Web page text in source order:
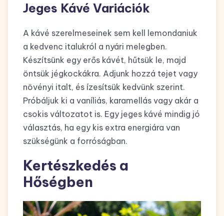
Jeges Kávé Variációk
A kávé szerelmeseinek sem kell lemondaniuk
a kedvenc italukról a nyári melegben.
Készítsünk egy erős kávét, hűtsük le, majd
öntsük jégkockákra. Adjunk hozzá tejet vagy
növényi italt, és ízesítsük kedvünk szerint.
Próbáljuk ki a vaníliás, karamellás vagy akár a
csokis változatot is. Egy jeges kávé mindig jó
választás, ha egy kis extra energiára van
szükségünk a forróságban.
Kertészkedés a
Hőségben